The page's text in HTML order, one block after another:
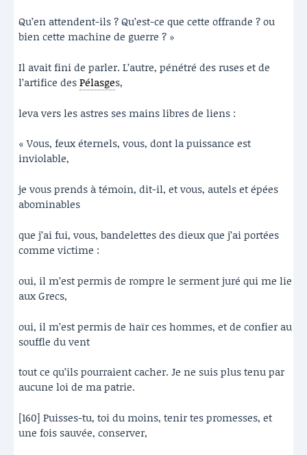
Qu’en attendent-ils ? Qu’est-ce que cette offrande ? ou
bien cette machine de guerre ? »
Il avait fini de parler. L’autre, pénétré des ruses et de
l’artifice desPélasges,
leva vers les astres ses mains libres de liens :
« Vous, feux éternels, vous, dont la puissance est
inviolable,
je vous prends à témoin, dit-il, et vous, autels et épées
abominables
que j’ai fui, vous, bandelettes des dieux que j’ai portées
comme victime :
oui, il m’est permis de rompre le serment juré qui me lie
aux Grecs,
oui, il m’est permis de haïr ces hommes, et de confier au
souffle du vent
tout ce qu’ils pourraient cacher. Je ne suis plus tenu par
aucune loi de ma patrie.
[160] Puisses-tu, toi du moins, tenir tes promesses, et
une fois sauvée, conserver,